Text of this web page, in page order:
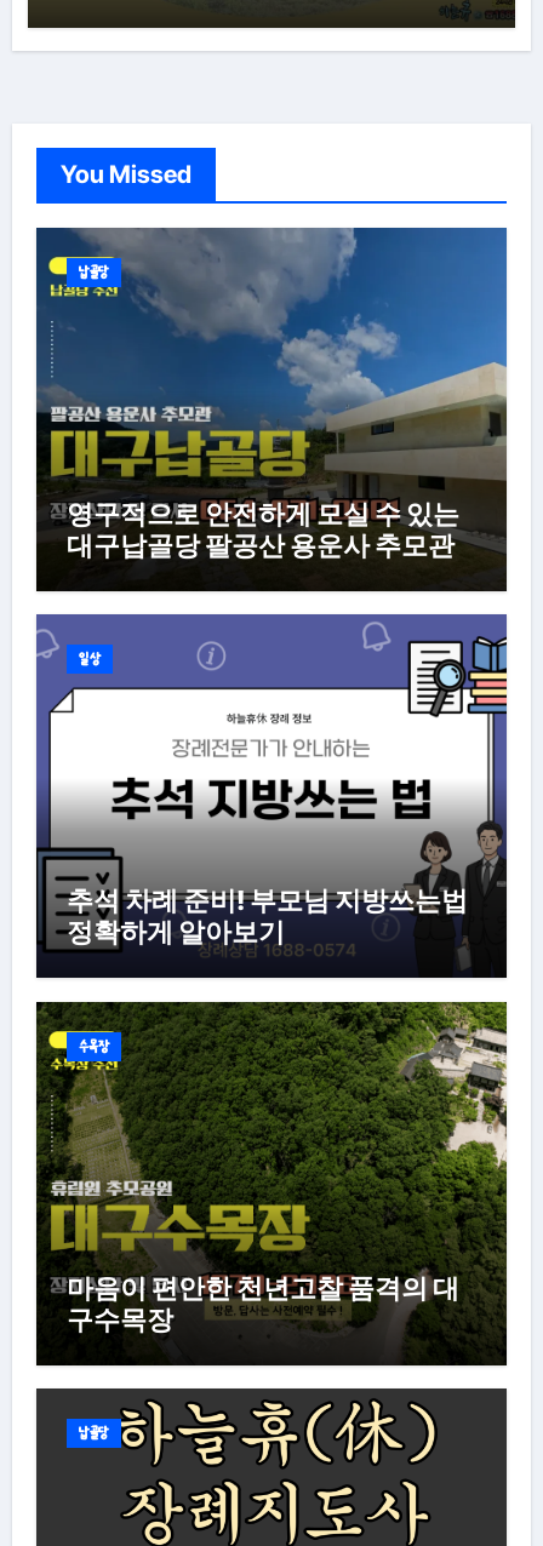
You Missed
납골당
영구적으로 안전하게 모실 수 있는
대구납골당 팔공산 용운사 추모관
일상
추석 차례 준비! 부모님 지방쓰는법
정확하게 알아보기
수목장
마음이 편안한 천년고찰 품격의 대
구수목장
납골당